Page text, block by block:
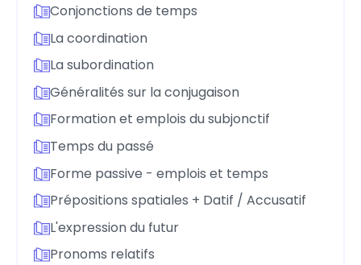
Conjonctions de temps
La coordination
La subordination
Généralités sur la conjugaison
Formation et emplois du subjonctif
Temps du passé
Forme passive - emplois et temps
Prépositions spatiales + Datif / Accusatif
L'expression du futur
Pronoms relatifs